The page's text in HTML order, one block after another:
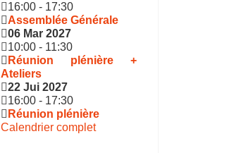
16:00 - 17:30
Assemblée Générale
06 Mar 2027
10:00 - 11:30
Réunion plénière +
Ateliers
22 Jui 2027
16:00 - 17:30
Réunion plénière
Calendrier complet